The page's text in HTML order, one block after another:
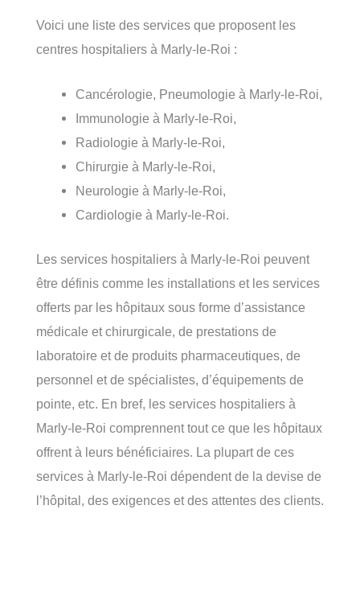
Voici une liste des services que proposent les
centres hospitaliers à Marly-le-Roi :
Cancérologie, Pneumologie à Marly-le-Roi,
Immunologie à Marly-le-Roi,
Radiologie à Marly-le-Roi,
Chirurgie à Marly-le-Roi,
Neurologie à Marly-le-Roi,
Cardiologie à Marly-le-Roi.
Les services hospitaliers à Marly-le-Roi peuvent
être définis comme les installations et les services
offerts par les hôpitaux sous forme d’assistance
médicale et chirurgicale, de prestations de
laboratoire et de produits pharmaceutiques, de
personnel et de spécialistes, d’équipements de
pointe, etc. En bref, les services hospitaliers à
Marly-le-Roi comprennent tout ce que les hôpitaux
offrent à leurs bénéficiaires. La plupart de ces
services à Marly-le-Roi dépendent de la devise de
l’hôpital, des exigences et des attentes des clients.